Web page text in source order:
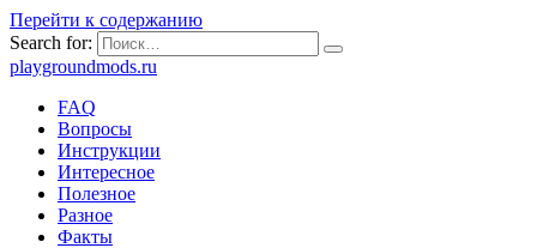
Перейти к содержанию
Search for:
playgroundmods.ru
FAQ
Вопросы
Инструкции
Интересное
Полезное
Разное
Факты